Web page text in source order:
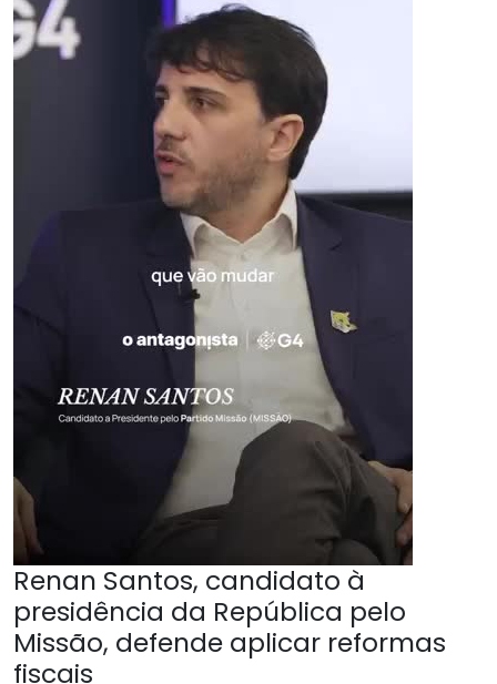
Renan Santos, candidato à
presidência da República pelo
Missão, defende aplicar reformas
fiscais